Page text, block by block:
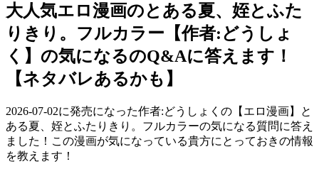
大人気エロ漫画のとある夏、姪とふた
りきり。フルカラー【作者:どうしょ
く】の気になるのQ&Aに答えます！
【ネタバレあるかも】
2026-07-02に発売になった作者:どうしょくの【エロ漫画】と
ある夏、姪とふたりきり。フルカラーの気になる質問に答え
ました！この漫画が気になっている貴方にとっておきの情報
を教えます！